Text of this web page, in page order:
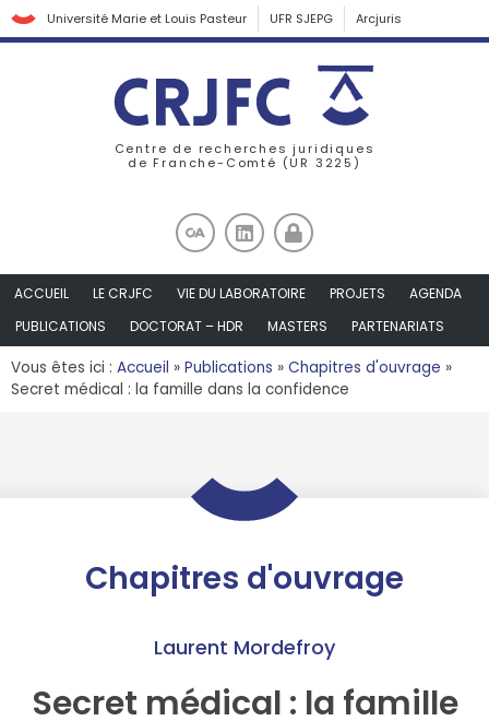
Université Marie et Louis Pasteur UFR SJEPG Arcjuris
Centre de recherches juridiques
de Franche-Comté (UR 3225)
ACCUEIL LE CRJFC VIE DU LABORATOIRE PROJETS
AGENDA
PUBLICATIONS
DOCTORAT – HDR MASTERS PARTENARIATS
Vous êtes ici : Accueil » Publications » Chapitres d'ouvrage »
Secret médical : la famille dans la confidence
Chapitres d'ouvrage
Laurent Mordefroy
Secret médical : la famille